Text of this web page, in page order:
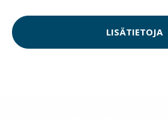
LISÄTIETOJA